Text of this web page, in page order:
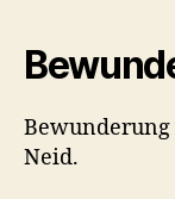
Bewunderung
Neid.